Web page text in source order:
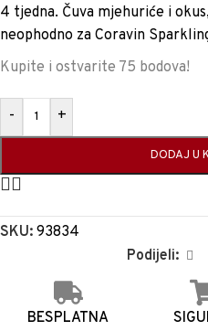
4 tjedna. Čuva mjehuriće i
neophodno za Coravin
Kupite i ostvarite 75 bodova!
- +
DODAJ U
SKU: 93834
Podijeli:
BESPLATNA